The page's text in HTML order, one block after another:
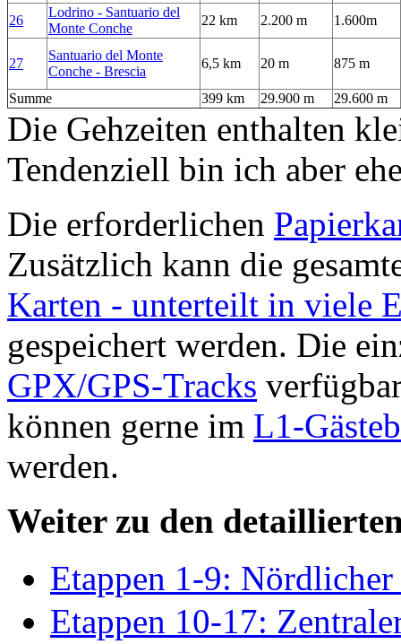
26
Lodrino - Santuario del
Monte Conche
22 km 2.200 m 1.600m
27
Santuario del Monte
Conche - Brescia
6,5 km 20 m 875 m
Summe 399 km 29.900 m 29.600 m
Die Gehzeiten enthalten
Tendenziell bin ich aber
Die erforderlichen
Zusätzlich kann die
Karten - unterteilt in viele
gespeichert werden. Die
GPX/GPS-Tracks
können gerne im L1-
werden.
Weiter zu den
Etappen 1-9:
Etappen 10-17: